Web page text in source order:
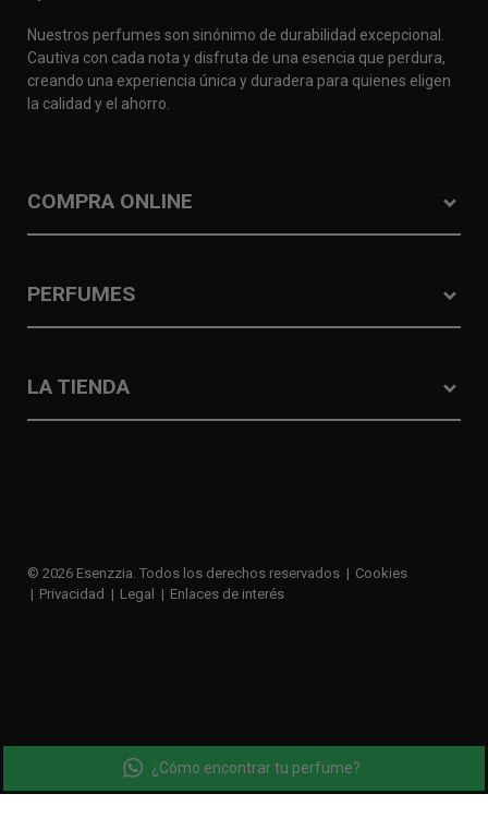
¿Cómo encontrar tu perfume?
Nuestros perfumes son sinónimo de durabilidad excepcional.
Cautiva con cada nota y disfruta de una esencia que perdura,
creando una experiencia única y duradera para quienes eligen
la calidad y el ahorro.
COMPRA ONLINE
PERFUMES
LA TIENDA
© 2026 Esenzzia. Todos los derechos reservados
Cookies
Privacidad
Legal Enlaces de interés